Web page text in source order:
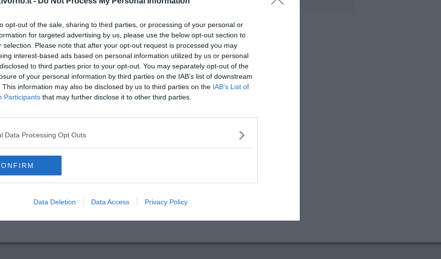
opt-out of the sale, sharing to third parties, or processing of your personal or
for targeted advertising by us, please use the below opt-out section to
selection. Please note that after your opt-out request is processed you may
interest-based ads based on personal information utilized by us or personal
to third parties prior to your opt-out. You may separately opt-out of the
of your personal information by third parties on the IAB’s list of downstream
This information may also be disclosed by us to third parties on the IAB’s List of
Participants that may further disclose it to other third parties.
Data Processing Opt Outs
Data Deletion Data Access Privacy Policy
oltre a numerose pubblicazioni scientifiche. "Il dipartimento
complessa che può contare su operatori altamente
multidisciplinare e l’adozione condivisa delle buone
iscriviti allaNewsletter QUInews - ToscanaMedia.
nella tua casella di posta.
sanitari"
alla Simmed
università di pisa